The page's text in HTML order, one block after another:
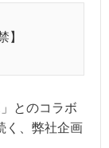
】
とのコラボ
く、弊社企画